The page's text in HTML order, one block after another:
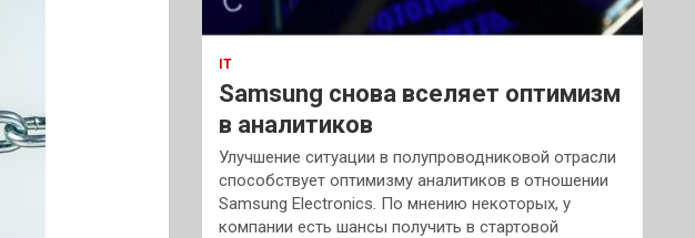
IT
Samsung снова вселяет оптимизм
в аналитиков
Улучшение ситуации в полупроводниковой отрасли
способствует оптимизму аналитиков в отношении
Samsung Electronics. По мнению некоторых, у
компании есть шансы получить в стартовой